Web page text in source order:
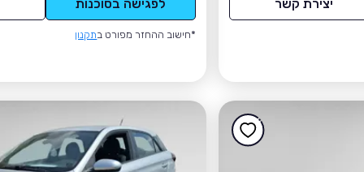
יצירת קשר לפגישה בסוכנות
*חישוב ההחזר מפורט בתקנון